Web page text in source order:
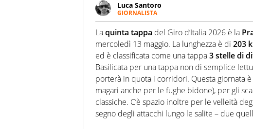
Luca Santoro
GIORNALISTA
Esperto di Motorsport ma, più in
anche senza il Motor. Dà il meglio di sé
quattro ruote
Laquinta tappa del Giro d’Italia 2026 è la
mercoledì 13 maggio. La lunghezza è di 203
ed è classificata come una tappa3 stelle di
Basilicata per una tappa non di semplice
porterà in quota i corridori. Questa giornata
magari anche per le fughe bidone), per gli
classiche. C’è spazio inoltre per le velleità
segno degli attacchi lungo le salite – due